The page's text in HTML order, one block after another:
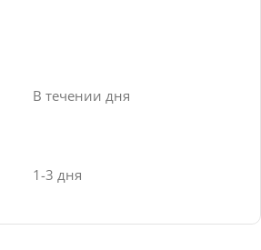
В течении дня
1-3 дня